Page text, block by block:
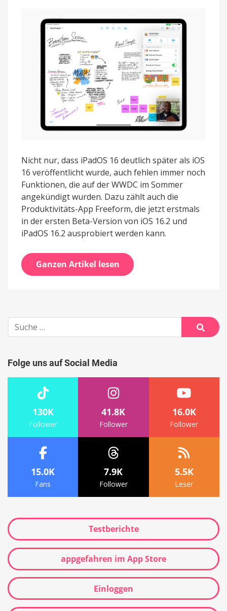
Video
vorgestellt
Nicht nur, dass iPadOS 16 deutlich später als iOS
16 veröffentlicht wurde, auch fehlen immer noch
Funktionen, die auf der WWDC im Sommer
angekündigt wurden. Dazu zählt auch die
Produktivitäts-App Freeform, die jetzt erstmals
in der ersten Beta-Version von iOS 16.2 und
iPadOS 16.2 ausprobiert werden kann.
Ganzen Artikel lesen
Suche
nach:
Suche
Folge uns auf Social Media
130K
Follower
41.8K
Follower
16.0K
Follower
15.0K
Fans
7.9K
Follower
5.5K
Leser
Testberichte
appgefahren im App Store
Einloggen